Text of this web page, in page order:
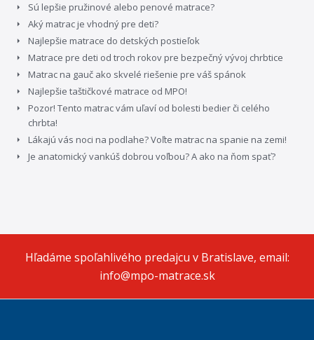
Sú lepšie pružinové alebo penové matrace?
Aký matrac je vhodný pre deti?
Najlepšie matrace do detských postieľok
Matrace pre deti od troch rokov pre bezpečný vývoj chrbtice
Matrac na gauč ako skvelé riešenie pre váš spánok
Najlepšie taštičkové matrace od MPO!
Pozor! Tento matrac vám uľaví od bolesti bedier či celého
chrbta!
Lákajú vás noci na podlahe? Voľte matrac na spanie na zemi!
Je anatomický vankúš dobrou voľbou? A ako na ňom spať?
Hľadáme spoľahlivého predajcu v Bratislave, email:
info@mpo-matrace.sk